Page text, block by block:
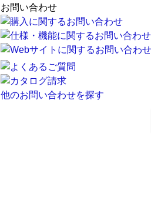
お問い合わせ
他のお問い合わせを探す